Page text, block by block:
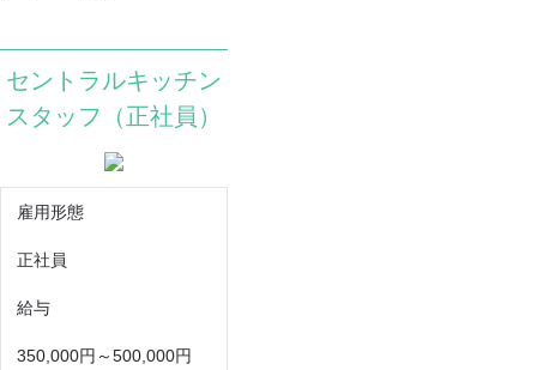
セントラルキッチン
スタッフ（正社員）
雇用形態
正社員
給与
350,000円～500,000円